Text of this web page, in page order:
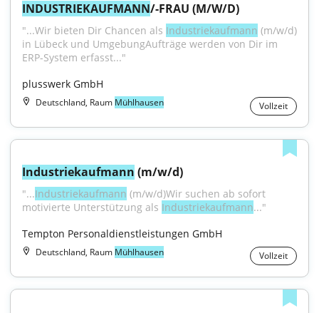
INDUSTRIEKAUFMANN/-FRAU (M/W/D)
"...Wir bieten Dir Chancen als Industriekaufmann (m/w/d)
in Lübeck und UmgebungAufträge werden von Dir im
ERP-System erfasst..."
plusswerk GmbH
Deutschland, Raum Mühlhausen Vollzeit
Industriekaufmann (m/w/d)
"...Industriekaufmann (m/w/d)Wir suchen ab sofort
motivierte Unterstützung als Industriekaufmann..."
Tempton Personaldienstleistungen GmbH
Deutschland, Raum Mühlhausen Vollzeit